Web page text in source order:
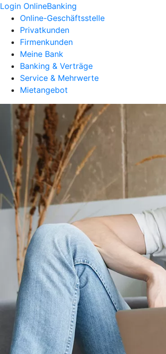
Login OnlineBanking
Online-Geschäftsstelle
Privatkunden
Firmenkunden
Meine Bank
Banking & Verträge
Service & Mehrwerte
Mietangebot